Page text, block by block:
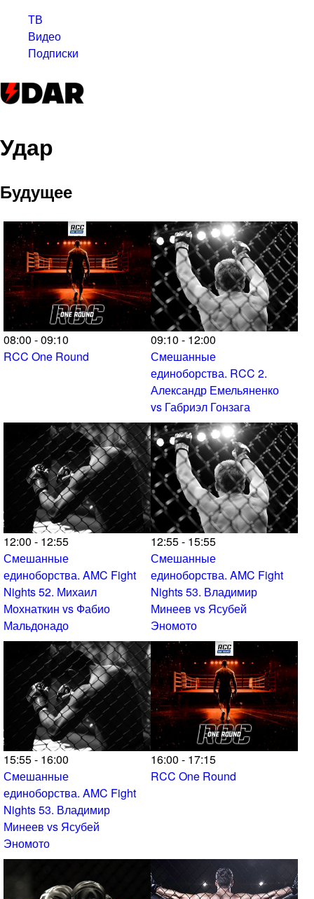
ТВ
Видео
Подписки
Удар
Будущее
08:00 - 09:10
RCC One Round
09:10 - 12:00
Смешанные
единоборства. RCC 2.
Александр Емельяненко
vs Габриэл Гонзага
12:00 - 12:55
Смешанные
единоборства. AMC Fight
Nights 52. Михаил
Мохнаткин vs Фабио
Мальдонадо
12:55 - 15:55
Смешанные
единоборства. AMC Fight
Nights 53. Владимир
Минеев vs Ясубей
Эномото
15:55 - 16:00
Смешанные
единоборства. AMC Fight
Nights 53. Владимир
Минеев vs Ясубей
Эномото
16:00 - 17:15
RCC One Round